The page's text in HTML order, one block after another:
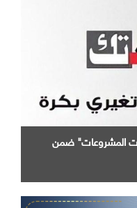
المشروعات" ضمن